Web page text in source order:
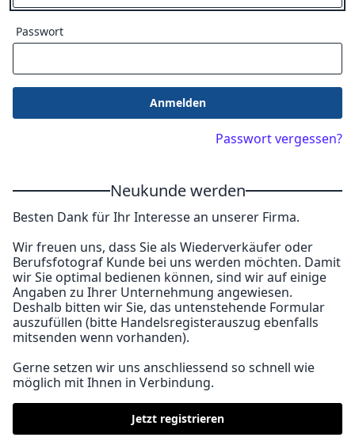
Passwort
Anmelden
Passwort vergessen?
Neukunde werden
Besten Dank für Ihr Interesse an unserer Firma.
Wir freuen uns, dass Sie als Wiederverkäufer oder
Berufsfotograf Kunde bei uns werden möchten. Damit
wir Sie optimal bedienen können, sind wir auf einige
Angaben zu Ihrer Unternehmung angewiesen.
Deshalb bitten wir Sie, das untenstehende Formular
auszufüllen (bitte Handelsregisterauszug ebenfalls
mitsenden wenn vorhanden).
Gerne setzen wir uns anschliessend so schnell wie
möglich mit Ihnen in Verbindung.
Jetzt registrieren